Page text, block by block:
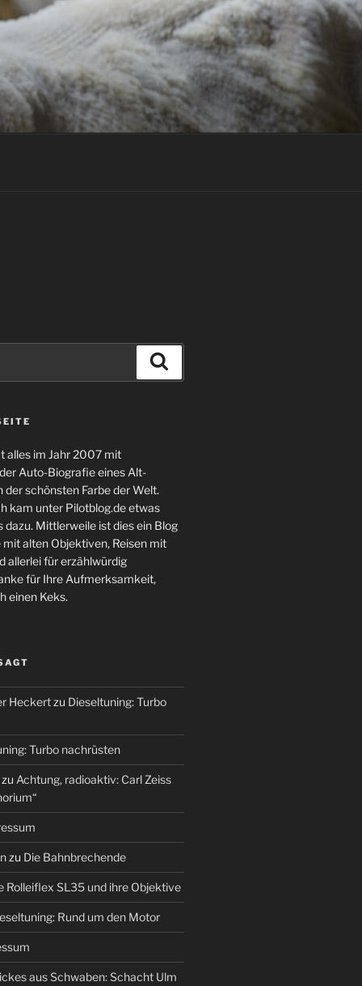
alles im Jahr 2007 mit
Auto-Biografie eines Alt-
der schönsten Farbe der Welt.
kam unter Pilotblog.de etwas
dazu. Mittlerweile ist dies ein Blog
alten Objektiven, Reisen mit
allerlei für erzählwürdig
für Ihre Aufmerksamkeit,
einen Keks.
Heckertzu Dieseltuning: Turbo
Turbo nachrüsten
Achtung, radioaktiv: Carl Zeiss
zu Die Bahnbrechende
Rolleiflex SL35 und ihre Objektive
Rund um den Motor
aus Schwaben: Schacht Ulm